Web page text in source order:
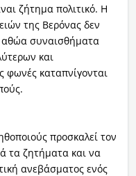
ζήτημα πολιτικό. Η
της Βερόνας δεν
αθώα συναισθήματα
και
φωνές καταπνίγονται
προσκαλεί τον
τα ζητήματα και να
ανεβάσματος ενός